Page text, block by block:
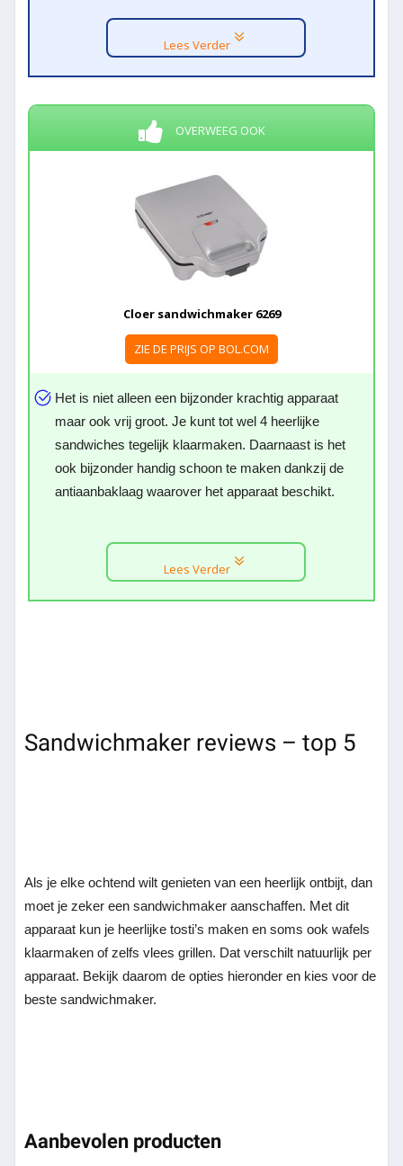
Lees Verder
OVERWEEG OOK
Cloer sandwichmaker 6269
ZIE DE PRIJS OP BOL.COM
Het is niet alleen een bijzonder krachtig apparaat
maar ook vrij groot. Je kunt tot wel 4 heerlijke
sandwiches tegelijk klaarmaken. Daarnaast is het
ook bijzonder handig schoon te maken dankzij de
antiaanbaklaag waarover het apparaat beschikt.
Lees Verder
Sandwichmaker reviews – top 5
Als je elke ochtend wilt genieten van een heerlijk ontbijt, dan
moet je zeker een sandwichmaker aanschaffen. Met dit
apparaat kun je heerlijke tosti’s maken en soms ook wafels
klaarmaken of zelfs vlees grillen. Dat verschilt natuurlijk per
apparaat. Bekijk daarom de opties hieronder en kies voor de
beste sandwichmaker.
Aanbevolen producten